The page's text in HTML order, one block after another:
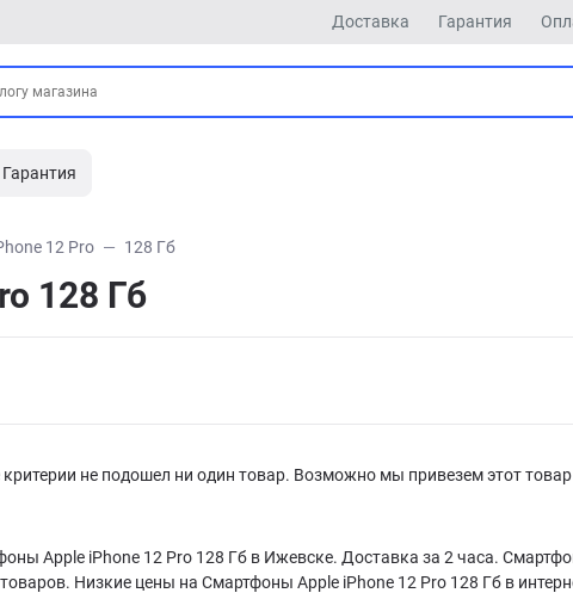
Доставка Гарантия
Гарантия
12 Pro 128 Гб
128 Гб
не подошел ни один товар. Возможно мы привезем этот товар
Apple iPhone 12 Pro 128 Гб в Ижевске. Доставка за 2 часа.
Низкие цены на Смартфоны Apple iPhone 12 Pro 128 Гб в